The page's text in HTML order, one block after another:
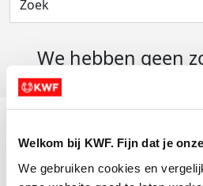
Welkom bij KWF. Fijn dat je
We gebruiken cookies en
We hebben geen
Actiematerialen
Evenementen